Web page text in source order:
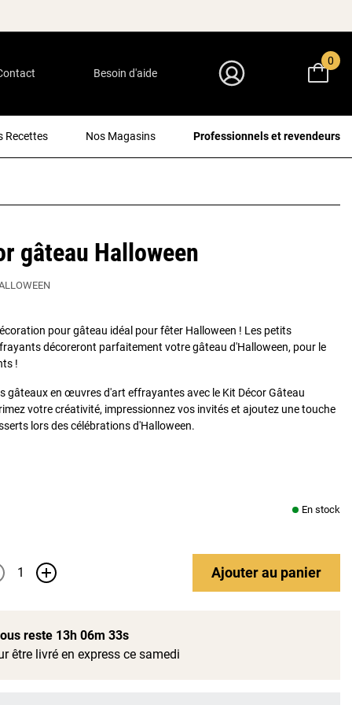
Besoin d'aide
0
Recettes Nos Magasins Professionnels et revendeurs
gâteau Halloween
pour gâteau idéal pour fêter Halloween ! Les petits
décoreront parfaitement votre gâteau d'Halloween, pour le
!
gâteaux en œuvres d'art effrayantes avec le Kit Décor Gâteau
votre créativité, impressionnez vos invités et ajoutez une touche
lors des célébrations d'Halloween.
En stock
+ Ajouterau panier
reste 13h 06m 32s
être livré en express ce samedi